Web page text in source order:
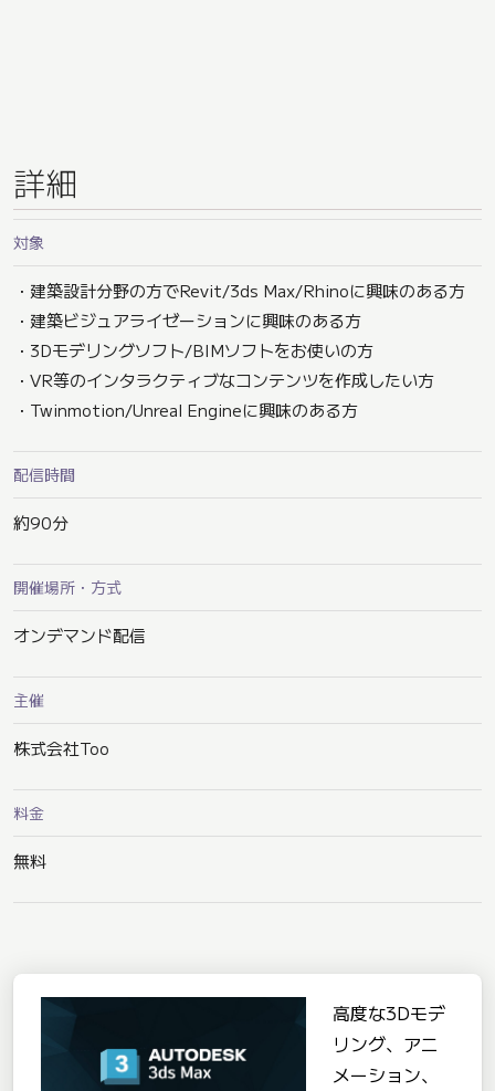
詳細
対象
・建築設計分野の方でRevit/3ds Max/Rhinoに興味のある方
・建築ビジュアライゼーションに興味のある方
・3Dモデリングソフト/BIMソフトをお使いの方
・VR等のインタラクティブなコンテンツを作成したい方
・Twinmotion/Unreal Engineに興味のある方
配信時間
約90分
開催場所・方式
オンデマンド配信
主催
株式会社Too
料金
無料
高度な3Dモデ
リング、アニ
メーション、